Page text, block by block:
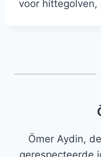
voor hittegolven,
Ömer Aydin,